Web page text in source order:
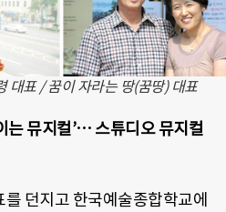
대표 / 꿈이 자라는 땅(꿈땅) 대표
뮤지컬’… 스튜디오 뮤지컬
던지고 한국예술종합학교에